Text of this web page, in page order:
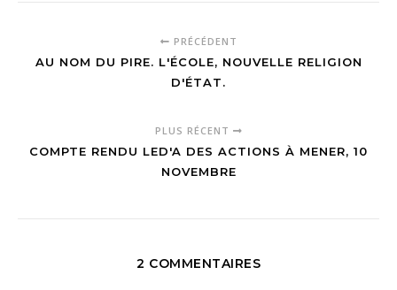
PRÉCÉDENT
AU NOM DU PIRE. L'ÉCOLE, NOUVELLE RELIGION
D'ÉTAT.
PLUS RÉCENT
COMPTE RENDU LED'A DES ACTIONS À MENER, 10
NOVEMBRE
2 COMMENTAIRES